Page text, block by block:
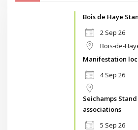
Bois de Haye
2 Sep 26
Bois-de-
Manifestation
4 Sep 26
Seichamps
associations
5 Sep 26